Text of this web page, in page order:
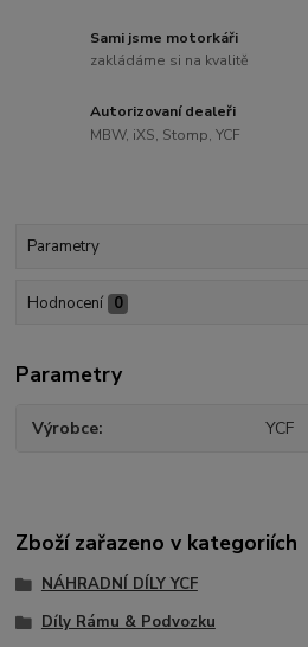
Sami jsme motorkáři
zakládáme si na kvalitě
Autorizovaní dealeři
MBW, iXS, Stomp, YCF
Parametry
Hodnocení 0
Parametry
Výrobce YCF
Zboží zařazeno v kategoriích
NÁHRADNÍ DÍLY YCF
Díly Rámu & Podvozku